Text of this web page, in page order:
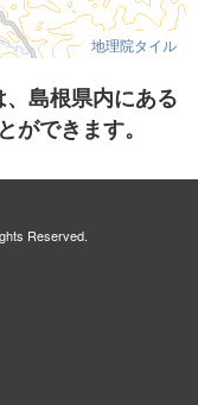
地理院タイル
、島根県内にある
ができます。
Reserved.